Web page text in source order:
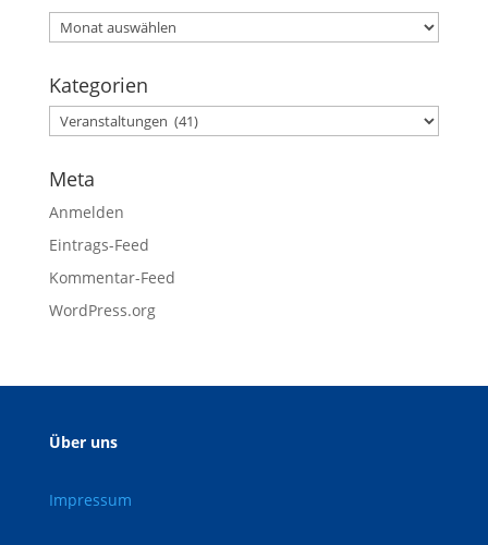
Kategorien
Meta
Anmelden
Eintrags-Feed
Kommentar-Feed
WordPress.org
Über uns
Impressum